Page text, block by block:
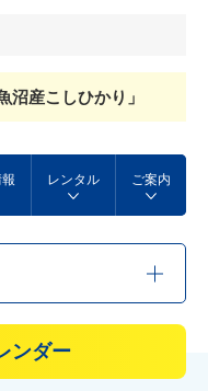
沼産こしひかり」
レンタル ご案内
ンダー